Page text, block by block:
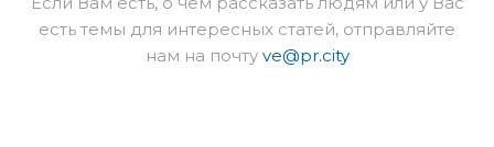
есть темы для интересных статей, отправляйте
нам на почту ve@pr.city